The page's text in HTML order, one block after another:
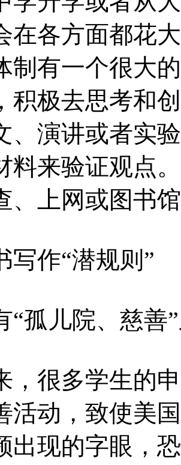
在各方面都花
制有一个很大
积极去思考和
、演讲或者实
料来验证观点
、上网或图书
写作“潜规则”
“孤儿院、慈善
，很多学生的
活动，致使美
出现的字眼，